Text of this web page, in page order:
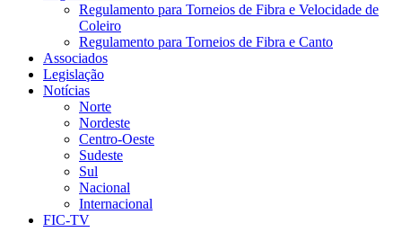
Regulamento para Torneios de Fibra e Velocidade de
Coleiro
Regulamento para Torneios de Fibra e Canto
Associados
Legislação
Notícias
Norte
Nordeste
Centro-Oeste
Sudeste
Sul
Nacional
Internacional
FIC-TV